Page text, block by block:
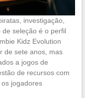
investigação,
seleção é o perfil
Kidz Evolution
de sete anos, mas
a jogos de
de recursos com
jogadores